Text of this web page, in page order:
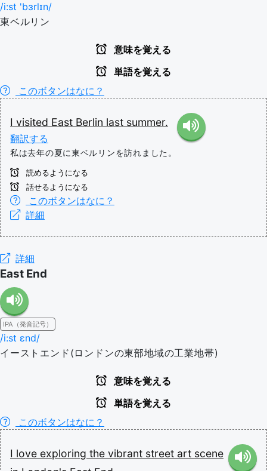
/i:st 'bɜrlɪn/
東ベルリン
意味を覚える
単語を覚える
このボタンはなに？
I visited East Berlin last summer.
翻訳する
私は去年の夏に東ベルリンを訪れました。
読めるようになる
話せるようになる
このボタンはなに？
詳細
詳細
East End
IPA（発音記号）
/i:st ɛnd/
イーストエンド(ロンドンの東部地域の工業地帯)
意味を覚える
単語を覚える
このボタンはなに？
I love exploring the vibrant street art scene